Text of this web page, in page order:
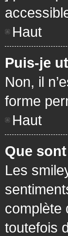
Haut
Puis-je
Non, il
forme
Haut
Que
Les
complète
toutefois